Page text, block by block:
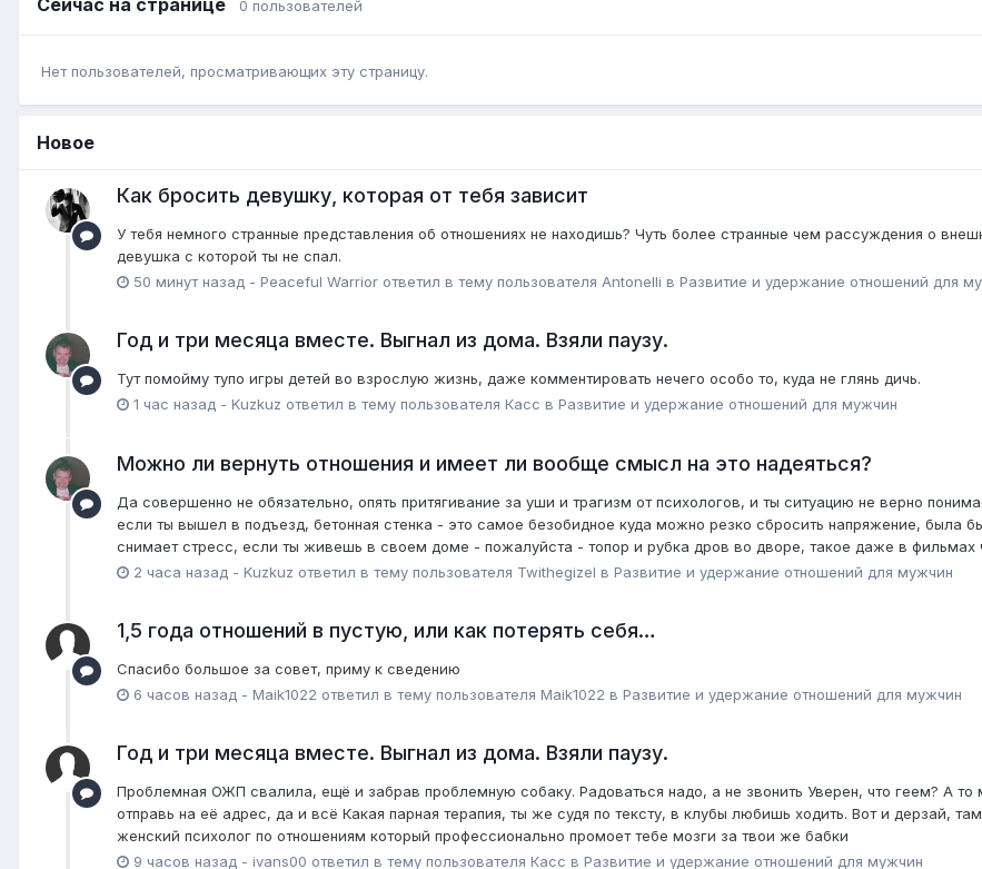
Сейчас на странице 0 пользователей
Нет пользователей, просматривающих эту страницу.
Новое
Как бросить девушку, которая от тебя зависит
У тебя немного странные представления об отношениях не находишь? Чуть более странные чем рассуждения о
девушка с которой ты не спал.
50 минут назад - Peaceful Warrior ответил в тему пользователя Antonelli в Pазвитие и удержание отношений для
Год и три месяца вместе. Выгнал из дома. Взяли паузу.
Тут помойму тупо игры детей во взрослую жизнь, даже комментировать нечего особо то, куда не глянь дичь.
1 час назад - Kuzkuz ответил в тему пользователя Касс в Pазвитие и удержание отношений для мужчин
Можно ли вернуть отношения и имеет ли вообще смысл на это надеяться?
Да совершенно не обязательно, опять притягивание за уши и трагизм от психологов, и ты ситуацию не верно
если ты вышел в подъезд, бетонная стенка - это самое безобидное куда можно резко сбросить напряжение, была
снимает стресс, если ты живешь в своем доме - пожалуйста - топор и рубка дров во дворе, такое даже в фильмах
2 часа назад - Kuzkuz ответил в тему пользователя Twithegizel в Pазвитие и удержание отношений для мужчин
1,5 года отношений в пустую, или как потерять себя…
Спасибо большое за совет, приму к сведению
6 часов назад - Maik1022 ответил в тему пользователя Maik1022 в Pазвитие и удержание отношений для мужчин
Год и три месяца вместе. Выгнал из дома. Взяли паузу.
Проблемная ОЖП свалила, ещё и забрав проблемную собаку. Радоваться надо, а не звонить Уверен, что геем? А
отправь на её адрес, да и всё Какая парная терапия, ты же судя по тексту, в клубы любишь ходить. Вот и дерзай,
женский психолог по отношениям который профессионально промоет тебе мозги за твои же бабки
9 часов назад - ivans00 ответил в тему пользователя Касс в Pазвитие и удержание отношений для мужчин